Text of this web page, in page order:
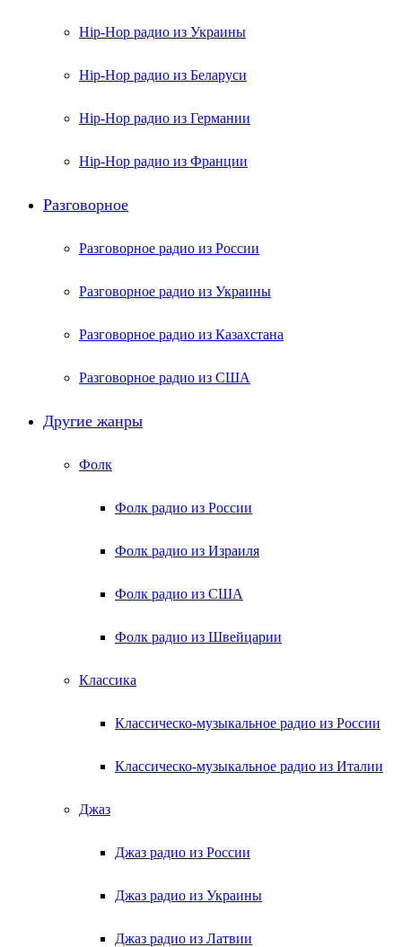
Hip-Hop радио из Украины
Hip-Hop радио из Беларуси
Hip-Hop радио из Германии
Hip-Hop радио из Франции
Разговорное
Разговорное радио из России
Разговорное радио из Украины
Разговорное радио из Казахстана
Разговорное радио из США
Другие жанры
Фолк
Фолк радио из России
Фолк радио из Израиля
Фолк радио из США
Фолк радио из Швейцарии
Классика
Классическо-музыкальное радио из России
Классическо-музыкальное радио из Италии
Джаз
Джаз радио из России
Джаз радио из Украины
Джаз радио из Латвии